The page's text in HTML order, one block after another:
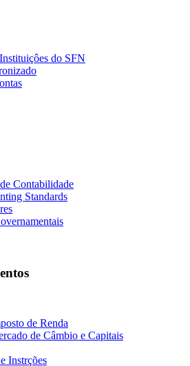
do SFN
Contabilidade
Standards
de Renda
de Câmbio e Capitais
Instrções